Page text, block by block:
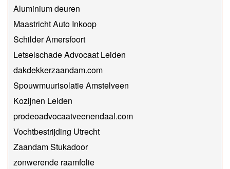
Aluminium deuren
Maastricht Auto Inkoop
Schilder Amersfoort
Letselschade Advocaat Leiden
dakdekkerzaandam.com
Spouwmuurisolatie Amstelveen
Kozijnen Leiden
prodeoadvocaatveenendaal.com
Vochtbestrijding Utrecht
Zaandam Stukadoor
zonwerende raamfolie